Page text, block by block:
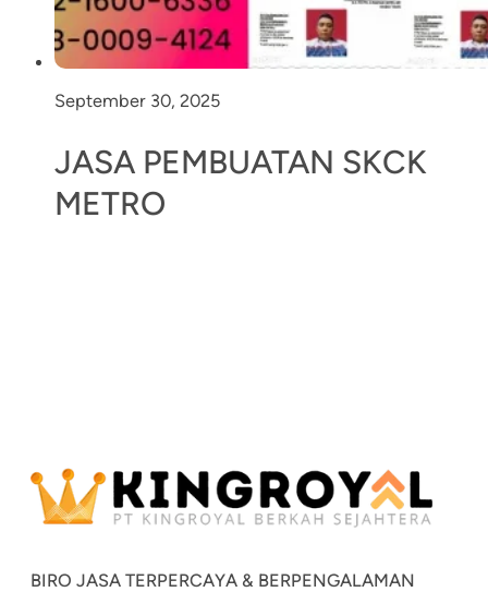
September 30, 2025
JASA PEMBUATAN SKCK
METRO
BIRO JASA TERPERCAYA & BERPENGALAMAN